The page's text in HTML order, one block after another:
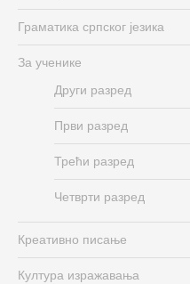
Граматика српског језика
За ученике
Други разред
Први разред
Трећи разред
Четврти разред
Креативно писање
Култура изражавања